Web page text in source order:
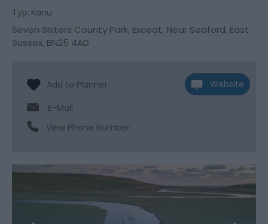
Typ: Kanu
Seven Sisters County Park, Exceat, Near Seaford, East
Sussex, BN25 4AD
Website
E-Mail
View Phone Number